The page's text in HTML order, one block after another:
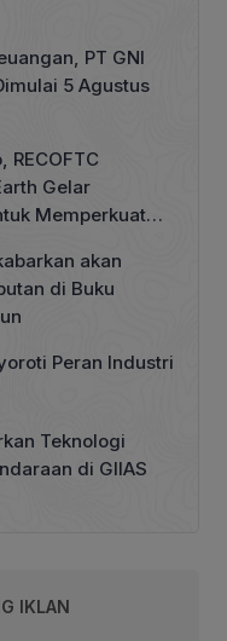
PT GNI
5 Agustus
RECOFTC
Gelar
Memperkuat
akan
di Buku
Peran Industri
Teknologi
di GIIAS
IKLAN